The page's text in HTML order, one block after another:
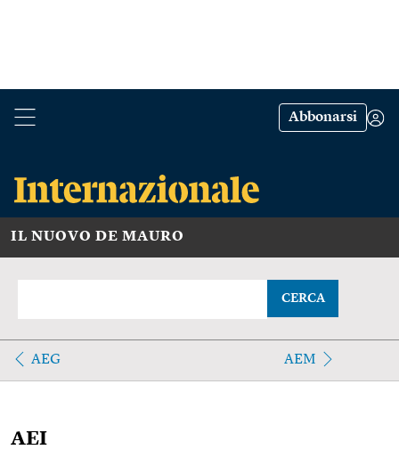
Abbonarsi
IL NUOVO DE MAURO
CERCA
AEG AEM
AEI